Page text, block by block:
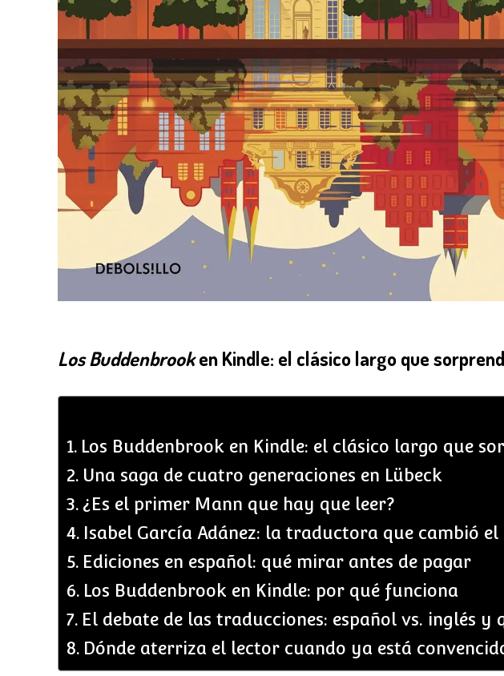
Los Buddenbrooken Kindle: el clásico largo que
Los Buddenbrook en Kindle: el clásico largo que
Una saga de cuatro generaciones en Lübeck
¿Es el primer Mann que hay que leer?
Isabel García Adánez: la traductora que cambió
Ediciones en español: qué mirar antes de pagar
Los Buddenbrook en Kindle: por qué funciona
El debate de las traducciones: español vs. inglés y
Dónde aterriza el lector cuando ya está